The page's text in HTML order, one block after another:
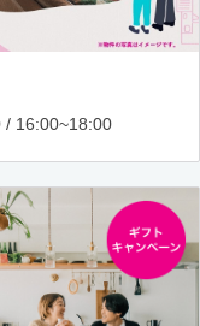
/ 16:00~18:00